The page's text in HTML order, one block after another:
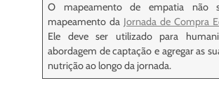
O mapeamento de empatia não
mapeamento da Jornada de Compra
Ele deve ser utilizado para
abordagem de captação e agregar as
nutrição ao longo da jornada.